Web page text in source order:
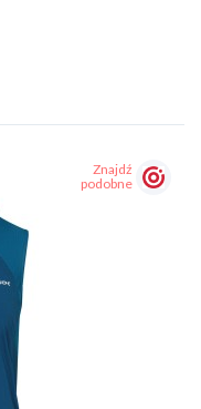
Znajdź
podobne